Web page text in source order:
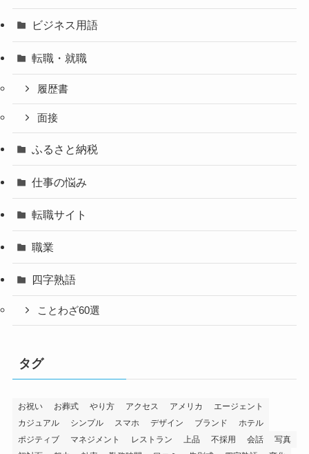
ビジネス用語
転職・就職
履歴書
面接
ふるさと納税
仕事の悩み
転職サイト
職業
四字熟語
ことわざ60選
タグ
お祝い お葬式 やり方 アクセス アメリカ
エージェント
カジュアル
シンプル スマホ デザイン ブランド
ホテル
ポジティブ
マネジメント レストラン 上品 不採用 会話
写真